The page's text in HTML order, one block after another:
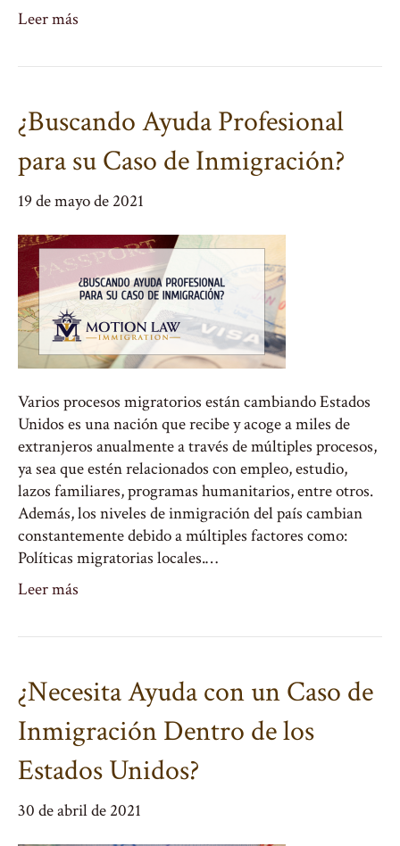
Leer más
¿Buscando Ayuda Profesional
para su Caso de Inmigración?
19 de mayo de 2021
Varios procesos migratorios están cambiando Estados
Unidos es una nación que recibe y acoge a miles de
extranjeros anualmente a través de múltiples procesos,
ya sea que estén relacionados con empleo, estudio,
lazos familiares, programas humanitarios, entre otros.
Además, los niveles de inmigración del país cambian
constantemente debido a múltiples factores como:
Políticas migratorias locales.…
Leer más
¿Necesita Ayuda con un Caso de
Inmigración Dentro de los
Estados Unidos?
30 de abril de 2021